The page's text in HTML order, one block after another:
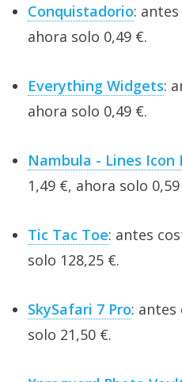
Conquistadorio:
ahora solo 0,49 €.
Everything Widgets:
ahora solo 0,49 €.
Nambula - Lines Icon
1,49 €, ahora solo 0,59
Tic Tac Toe: antes
solo 128,25 €.
SkySafari 7 Pro: antes
solo 21,50 €.